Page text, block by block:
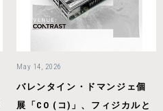
May 14, 2026
バレンタイン・ドマンジェ個
展「CO (コ)」、フィジカルと